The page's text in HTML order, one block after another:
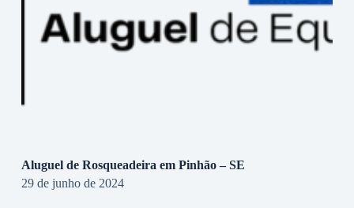
Aluguel de Rosqueadeira em Pinhão – SE
29 de junho de 2024